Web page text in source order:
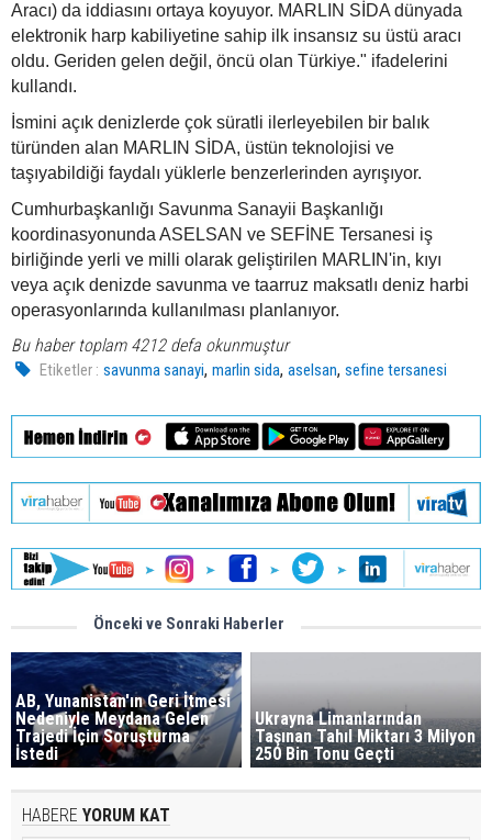
Aracı) da iddiasını ortaya koyuyor. MARLIN SİDA dünyada
elektronik harp kabiliyetine sahip ilk insansız su üstü aracı
oldu. Geriden gelen değil, öncü olan Türkiye." ifadelerini
kullandı.
İsmini açık denizlerde çok süratli ilerleyebilen bir balık
türünden alan MARLIN SİDA, üstün teknolojisi ve
taşıyabildiği faydalı yüklerle benzerlerinden ayrışıyor.
Cumhurbaşkanlığı Savunma Sanayii Başkanlığı
koordinasyonunda ASELSAN ve SEFİNE Tersanesi iş
birliğinde yerli ve milli olarak geliştirilen MARLIN'in, kıyı
veya açık denizde savunma ve taarruz maksatlı deniz harbi
operasyonlarında kullanılması planlanıyor.
Bu haber toplam 4212 defa okunmuştur
Etiketler : savunma sanayi,marlin sida,aselsan,sefine tersanesi
Önceki ve Sonraki Haberler
AB, Yunanistan'ın Geri İtmesi
Nedeniyle Meydana Gelen
Trajedi İçin Soruşturma
İstedi
Ukrayna Limanlarından
Taşınan Tahıl Miktarı 3 Milyon
250 Bin Tonu Geçti
HABERE YORUM KAT